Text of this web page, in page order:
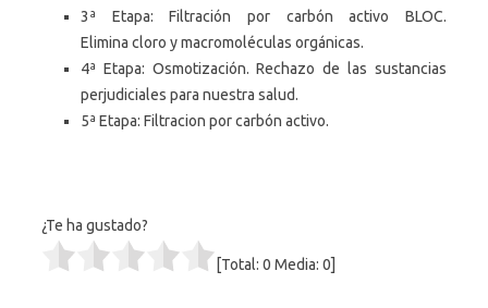
3ª Etapa: Filtración por carbón activo BLOC.
Elimina cloro y macromoléculas orgánicas.
4ª Etapa: Osmotización. Rechazo de las sustancias
perjudiciales para nuestra salud.
5ª Etapa: Filtracion por carbón activo.
¿Te ha gustado?
[Total: 0 Media: 0]